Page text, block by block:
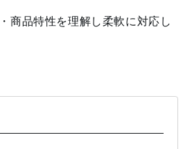
商品特性を理解し柔軟に対応し